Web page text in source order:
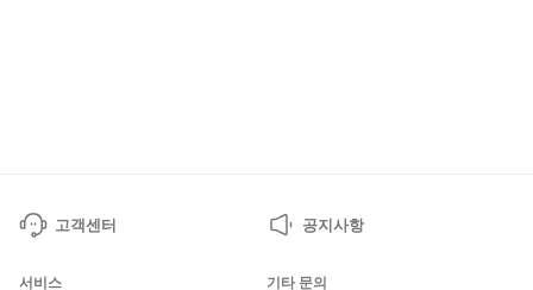
고객센터 공지사항
서비스 기타 문의